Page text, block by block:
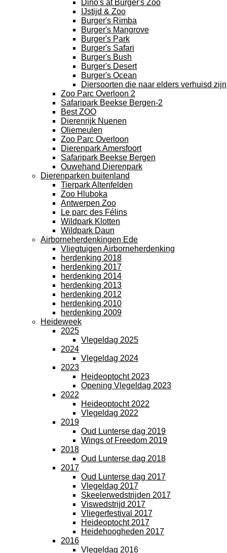
Dino's at Burger's Zoo
IJstijd & Zoo
Burger's Rimba
Burger's Mangrove
Burger's Park
Burger's Safari
Burger's Bush
Burger's Desert
Burger's Ocean
Diersoorten die naar elders verhuisd zijn
Zoo Parc Overloon 2
Safaripark Beekse Bergen-2
Best ZOO
Dierenrijk Nuenen
Oliemeulen
Zoo Parc Overloon
Dierenpark Amersfoort
Safaripark Beekse Bergen
Ouwehand Dierenpark
Dierenparken buitenland
Tierpark Altenfelden
Zoo Hluboka
Antwerpen Zoo
Le parc des Félins
Wildpark Klotten
Wildpark Daun
Airborneherdenkingen Ede
Vliegtuigen Airborneherdenking
herdenking 2018
herdenking 2017
herdenking 2014
herdenking 2013
herdenking 2012
herdenking 2010
herdenking 2009
Heideweek
2025
Vlegeldag 2025
2024
Vlegeldag 2024
2023
Heideoptocht 2023
Opening Vlegeldag 2023
2022
Heideoptocht 2022
Vlegeldag 2022
2019
Oud Lunterse dag 2019
Wings of Freedom 2019
2018
Oud Lunterse dag 2018
2017
Oud Lunterse dag 2017
Vlegeldag 2017
Skeelerwedstrijden 2017
Viswedstrijd 2017
Vliegerfestival 2017
Heideoptocht 2017
Heidehoogheden 2017
2016
Vlegeldag 2016